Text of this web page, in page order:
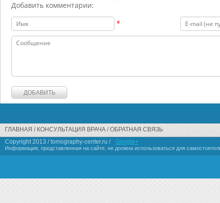
Добавить комментарии:
*
ГЛАВНАЯ КОНСУЛЬТАЦИЯ ВРАЧА
ОБРАТНАЯ СВЯЗЬ
Copyright 2013 / tomography-center.ru /
Google+
Информация, представленная на сайте, не должна использоваться для